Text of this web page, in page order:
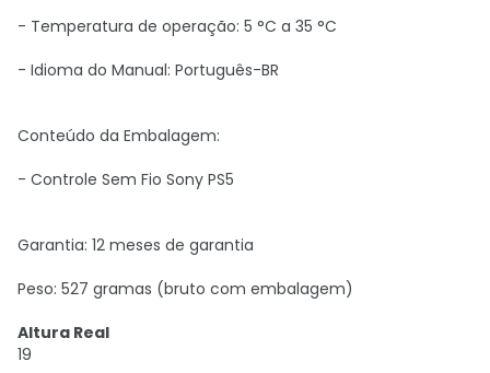
- Temperatura de operação: 5 °C a 35 °C
- Idioma do Manual: Português-BR
Conteúdo da Embalagem:
- Controle Sem Fio Sony PS5
Garantia: 12 meses de garantia
Peso: 527 gramas (bruto com embalagem)
Altura Real
19